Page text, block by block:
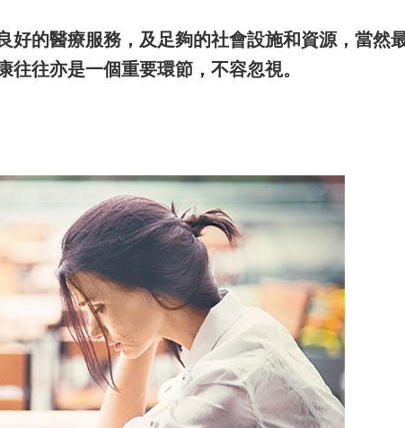
好的醫療服務，及足夠的社會設施和資源，當然
往亦是一個重要環節，不容忽視。